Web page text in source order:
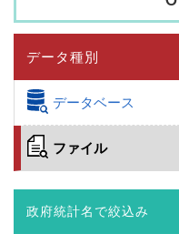
データ種別
データベース
ファイル
政府統計名で絞込み